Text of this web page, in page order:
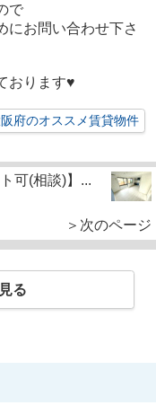
で
にお問い合わせ下さ
おります♥
府のオススメ賃貸物件
ト可(相談)】...
＞次のページ
る